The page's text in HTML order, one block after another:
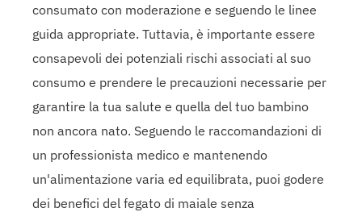
consumato con moderazione e seguendo le linee
guida appropriate. Tuttavia, è importante essere
consapevoli dei potenziali rischi associati al suo
consumo e prendere le precauzioni necessarie per
garantire la tua salute e quella del tuo bambino
non ancora nato. Seguendo le raccomandazioni di
un professionista medico e mantenendo
un'alimentazione varia ed equilibrata, puoi godere
dei benefici del fegato di maiale senza